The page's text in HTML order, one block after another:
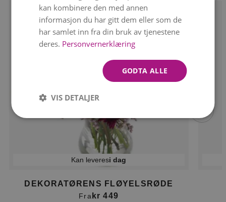
Kan leveresi dag
DEKORATØRENS FLØYELSRØDE
Fra kr 449
kan kombinere den med annen
informasjon du har gitt dem eller som de
har samlet inn fra din bruk av tjenestene
deres. Personvernerklæring
GODTA ALLE
VIS DETALJER